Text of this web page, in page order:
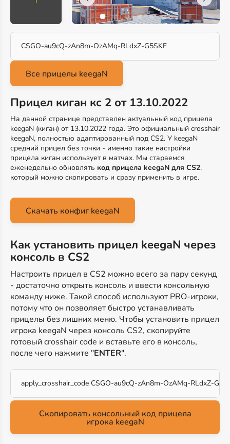
CSGO-au9cQ-zAn8m-OzAMq-RLdxZ-G5SKF
Прицел киган кс 2 от 13.10.2022
На данной странице представлен актуальный код прицела
keegaN (киган) от 13.10.2022 года. Это официальный crosshair
keegaN, полностью адаптированный под CS2. У keegaN
средний прицел без точки - именно такие настройки
прицела киган использует в матчах. Мы стараемся
еженедельно обновлять код прицела keegaN для CS2,
который можно скопировать и сразу применить в игре.
Скачать конфиг keegaN
Как установить прицел keegaN через
консоль в CS2
Настроить прицел в CS2 можно всего за пару секунд
- достаточно открыть консоль и ввести консольную
команду ниже. Такой способ используют PRO-игроки,
потому что он позволяет быстро устанавливать
прицелы без лишних меню. Чтобы установить прицел
игрока keegaN через консоль CS2, скопируйте
готовый crosshair code и вставьте его в консоль,
после чего нажмите "ENTER".
apply_crosshair_code CSGO-au9cQ-zAn8m-OzAMq-RLdxZ-
Скопировать консольный код прицела
игрока keegaN